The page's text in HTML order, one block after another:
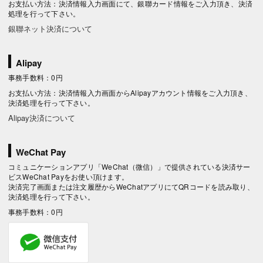
お支払い方法：決済情報入力画面にて、銀聯カード情報をご入力頂き、決済
処理を行って下さい。
銀聯ネット決済について
Alipay
事務手数料：0円
お支払い方法：決済情報入力画面からAlipayアカウント情報をご入力頂き、
決済処理を行って下さい。
Alipay決済について
WeChat Pay
コミュニケーションアプリ「WeChat（微信）」で提供されている決済サー
ビスWeChat Payをお使い頂けます。
決済完了画面または注文履歴からWeChatアプリにてQRコードを読み取り、
決済処理を行って下さい。
事務手数料：0円